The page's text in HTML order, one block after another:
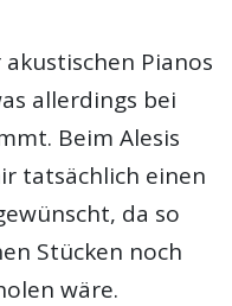
Pianos
allerdings bei
Beim Alesis
tatsächlich einen
da so
Stücken noch
wäre.